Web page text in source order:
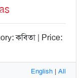
কবিতা | Price:
English | All